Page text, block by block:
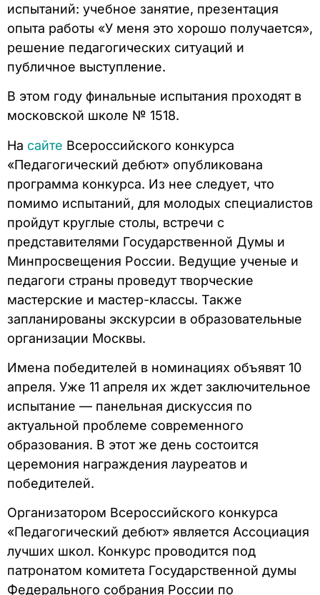
испытаний: учебное занятие, презентация
опыта работы «У меня это хорошо получается»,
решение педагогических ситуаций и
публичное выступление.
В этом году финальные испытания проходят в
московской школе № 1518.
На сайте Всероссийского конкурса
«Педагогический дебют» опубликована
программа конкурса. Из нее следует, что
помимо испытаний, для молодых специалистов
пройдут круглые столы, встречи с
представителями Государственной Думы и
Минпросвещения России. Ведущие ученые и
педагоги страны проведут творческие
мастерские и мастер-классы. Также
запланированы экскурсии в образовательные
организации Москвы.
Имена победителей в номинациях объявят 10
апреля. Уже 11 апреля их ждет заключительное
испытание — панельная дискуссия по
актуальной проблеме современного
образования. В этот же день состоится
церемония награждения лауреатов и
победителей.
Организатором Всероссийского конкурса
«Педагогический дебют» является Ассоциация
лучших школ. Конкурс проводится под
патронатом комитета Государственной думы
Федерального собрания России по